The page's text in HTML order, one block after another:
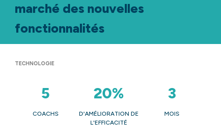
marché des nouvelles
fonctionnalités
TECHNOLOGIE
5
COACHS
20%
D'AMÉLIORATION DE
L'EFFICACITÉ
3
MOIS